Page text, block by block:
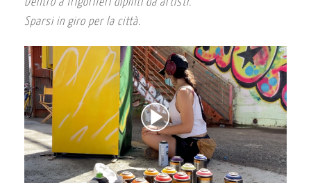
Dentro a frigoriferi dipinti da artisti.
Sparsi in giro per la città.